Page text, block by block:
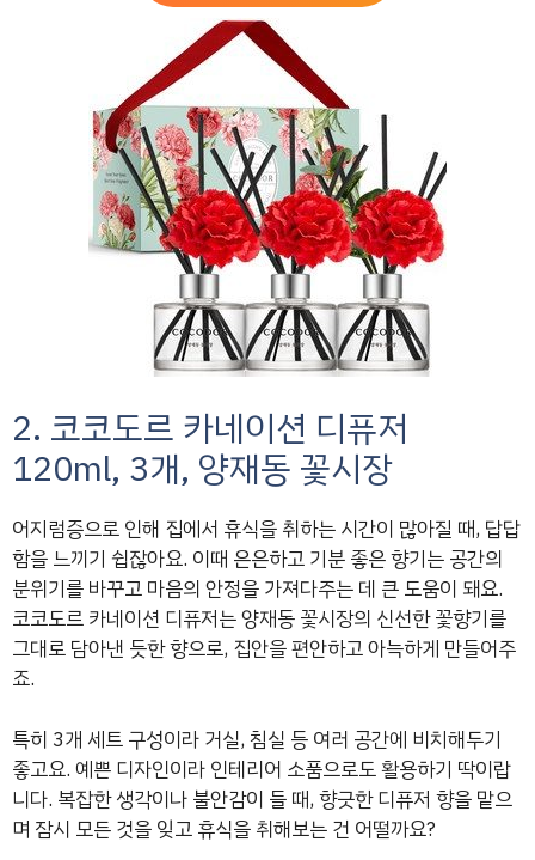
2. 코코도르 카네이션 디퓨저
120ml, 3개, 양재동 꽃시장
어지럼증으로 인해 집에서 휴식을 취하는 시간이 많아질 때, 답답
함을 느끼기 쉽잖아요. 이때 은은하고 기분 좋은 향기는 공간의
분위기를 바꾸고 마음의 안정을 가져다주는 데 큰 도움이 돼요.
코코도르 카네이션 디퓨저는 양재동 꽃시장의 신선한 꽃향기를
그대로 담아낸 듯한 향으로, 집안을 편안하고 아늑하게 만들어주
죠.
특히 3개 세트 구성이라 거실, 침실 등 여러 공간에 비치해두기
좋고요. 예쁜 디자인이라 인테리어 소품으로도 활용하기 딱이랍
니다. 복잡한 생각이나 불안감이 들 때, 향긋한 디퓨저 향을 맡으
며 잠시 모든 것을 잊고 휴식을 취해보는 건 어떨까요?